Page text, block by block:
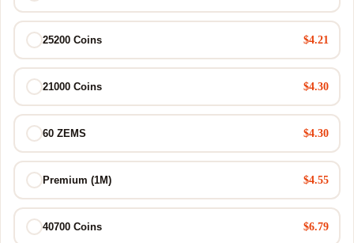
25200 Coins $4.21
21000 Coins $4.30
60 ZEMS $4.30
Premium (1M) $4.55
40700 Coins $6.79